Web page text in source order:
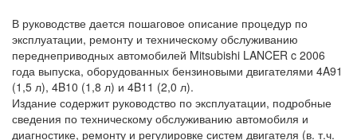
В руководстве дается пошаговое описание процедур по
эксплуатации, ремонту и техническому обслуживанию
переднеприводных автомобилей Mitsubishi LANCER c 2006
года выпуска, оборудованных бензиновыми двигателями 4A91
(1,5 л), 4B10 (1,8 л) и 4B11 (2,0 л).
Издание содержит руководство по эксплуатации, подробные
сведения по техническому обслуживанию автомобиля и
диагностике, ремонту и регулировке систем двигателя (в. т.ч.